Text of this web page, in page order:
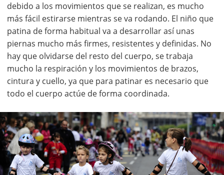
debido a los movimientos que se realizan, es mucho
más fácil estirarse mientras se va rodando. El niño que
patina de forma habitual va a desarrollar así unas
piernas mucho más firmes, resistentes y definidas. No
hay que olvidarse del resto del cuerpo, se trabaja
mucho la respiración y los movimientos de brazos,
cintura y cuello, ya que para patinar es necesario que
todo el cuerpo actúe de forma coordinada.